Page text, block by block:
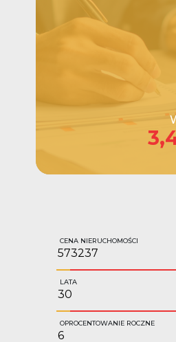
CENA NIERUCHOMOŚCI
LATA
OPROCENTOWANIE ROCZNE